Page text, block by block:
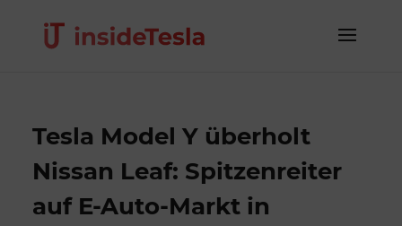
Tesla Model Y überholt
Nissan Leaf: Spitzenreiter
auf E-Auto-Markt in